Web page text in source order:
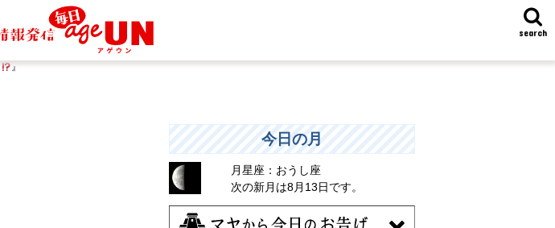
search
』
今日の月
月星座：おうし座
次の新月は8月13日です。